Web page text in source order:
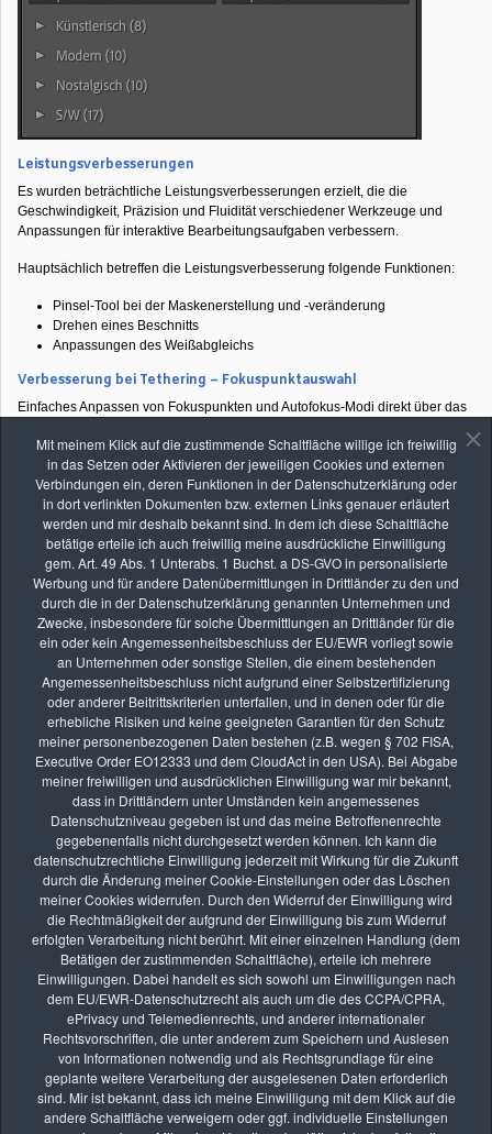
Mit meinem Klick auf die zustimmende Schaltfläche willige ich freiwillig
in das Setzen oder Aktivieren der jeweiligen Cookies und externen
Verbindungen ein, deren Funktionen in der Datenschutzerklärung oder
in dort verlinkten Dokumenten bzw. externen Links genauer erläutert
werden und mir deshalb bekannt sind. In dem ich diese Schaltfläche
betätige erteile ich auch freiwillig meine ausdrückliche Einwilligung
gem. Art. 49 Abs. 1 Unterabs. 1 Buchst. a DS-GVO in personalisierte
Werbung und für andere Datenübermittlungen in Drittländer zu den und
durch die in der Datenschutzerklärung genannten Unternehmen und
Zwecke, insbesondere für solche Übermittlungen an Drittländer für die
ein oder kein Angemessenheitsbeschluss der EU/EWR vorliegt sowie
an Unternehmen oder sonstige Stellen, die einem bestehenden
Angemessenheitsbeschluss nicht aufgrund einer Selbstzertifizierung
oder anderer Beitrittskriterien unterfallen, und in denen oder für die
erhebliche Risiken und keine geeigneten Garantien für den Schutz
meiner personenbezogenen Daten bestehen (z.B. wegen § 702 FISA,
Executive Order EO12333 und dem CloudAct in den USA). Bei Abgabe
meiner freiwilligen und ausdrücklichen Einwilligung war mir bekannt,
dass in Drittländern unter Umständen kein angemessenes
Datenschutzniveau gegeben ist und das meine Betroffenenrechte
gegebenenfalls nicht durchgesetzt werden können. Ich kann die
datenschutzrechtliche Einwilligung jederzeit mit Wirkung für die Zukunft
durch die Änderung meiner Cookie-Einstellungen oder das Löschen
meiner Cookies widerrufen. Durch den Widerruf der Einwilligung wird
die Rechtmäßigkeit der aufgrund der Einwilligung bis zum Widerruf
erfolgten Verarbeitung nicht berührt. Mit einer einzelnen Handlung (dem
Betätigen der zustimmenden Schaltfläche), erteile ich mehrere
Einwilligungen. Dabei handelt es sich sowohl um Einwilligungen nach
dem EU/EWR-Datenschutzrecht als auch um die des CCPA/CPRA,
ePrivacy und Telemedienrechts, und anderer internationaler
Rechtsvorschriften, die unter anderem zum Speichern und Auslesen
von Informationen notwendig und als Rechtsgrundlage für eine
geplante weitere Verarbeitung der ausgelesenen Daten erforderlich
sind. Mir ist bekannt, dass ich meine Einwilligung mit dem Klick auf die
andere Schaltfläche verweigern oder ggf. individuelle Einstellungen
Leistungsverbesserungen
Es wurden beträchtliche Leistungsverbesserungen erzielt, die die
Geschwindigkeit, Präzision und Fluidität verschiedener Werkzeuge und
Anpassungen für interaktive Bearbeitungsaufgaben verbessern.
Hauptsächlich betreffen die Leistungsverbesserung folgende Funktionen:
Pinsel-Tool bei der Maskenerstellung und -veränderung
Drehen eines Beschnitts
Anpassungen des Weißabgleichs
Verbesserung bei Tethering – Fokuspunktauswahl
Einfaches Anpassen von Fokuspunkten und Autofokus-Modi direkt über das
Kameras.
Verwaltung von Katalogsicherungen
Die Katalogsicherungen (Backups) können jetzt mit einem neuen Bedienfeld
für Sicherungen in den Katalogeinstellungen verwaltet werden. Darüber
lassen sich die Speicherorte öffnen, Größen überprüfen und ältere
Sicherungen löschen, ohne die eigentlichen Dateien zu entfernen.
Unterstützung für neue Kameras und Objektive
Suche nach neu hinzugefügten Kameras und Objektiven in der vollständigen
Liste der unterstützten Profile.
https://helpx.adobe.com/de/camera-raw/kb/camera-raw-plug-supported-
cameras.html
https://helpx.adobe.com/de/camera-raw/kb/supported-lenses.html